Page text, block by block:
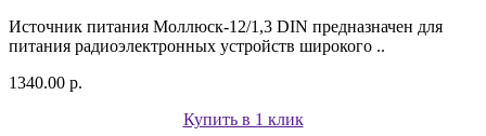
Источник питания Моллюск-12/1,3 DIN предназначен для
питания радиоэлектронных устройств широкого ..
1340.00 р.
Купить в 1 клик